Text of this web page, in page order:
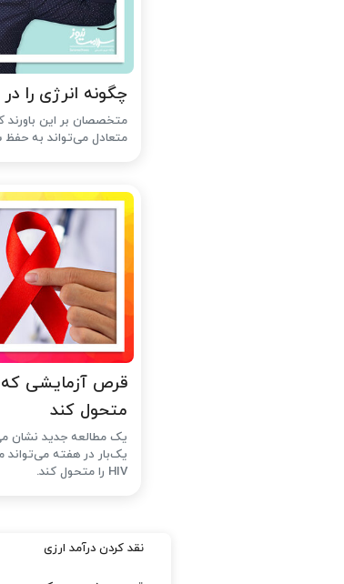
چگونه انرژی را
متخصصان بر این باورند
متعادل می‌تواند به حفظ
متحول کند
یک مطالعه جدید
یک‌بار در هفته می‌تواند
HIV را متحول کند.
نقد کردن درآمد ارزی